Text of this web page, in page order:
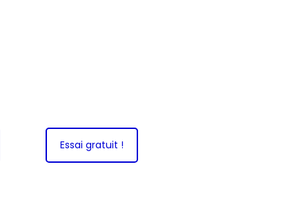
Essai gratuit !